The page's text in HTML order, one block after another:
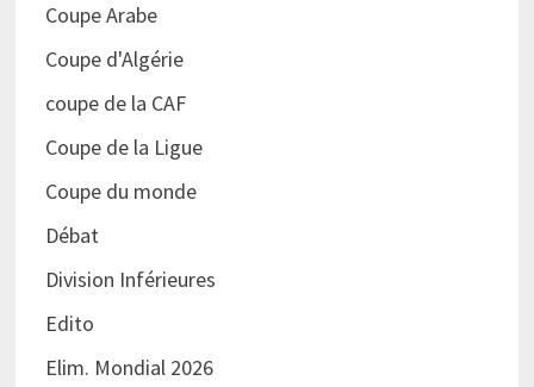
Coupe Arabe
Coupe d'Algérie
coupe de la CAF
Coupe de la Ligue
Coupe du monde
Débat
Division Inférieures
Edito
Elim. Mondial 2026